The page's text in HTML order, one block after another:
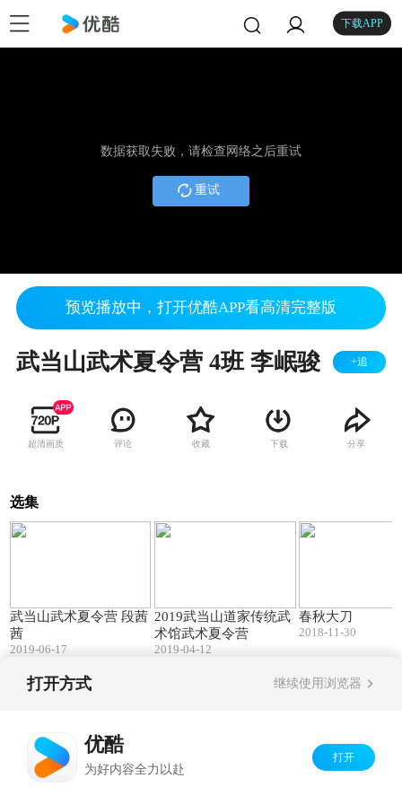
下载APP
数据获取失败，请检查网络之后重试
重试
预览播放中，打开优酷APP看高清完整版
武当山武术夏令营 4班 李岷骏 +追
超清画质 评论 收藏 下载 分享
选集
武当山武术夏令营 段茜
茜
2019-06-17
2019武当山道家传统武
术馆武术夏令营
2019-04-12
春秋大刀
2018-11-30
打开方式 继续使用浏览器
优酷
为好内容全力以赴
打开